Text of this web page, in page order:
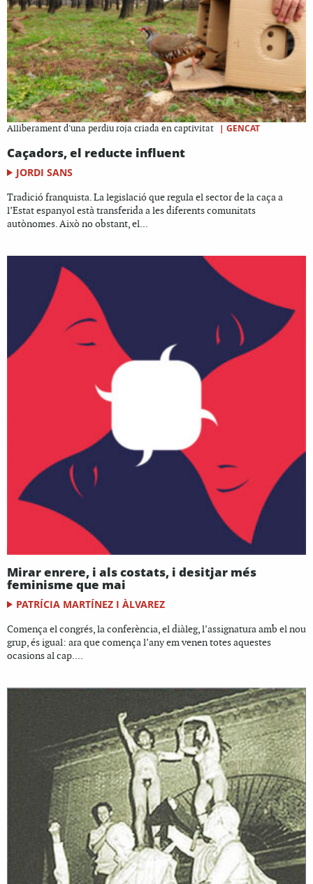
Alliberament d'una perdiu roja criada en captivitat | GENCAT
Caçadors, el reducte influent
JORDI SANS
Tradició franquista. La legislació que regula el sector de la caça a
l’Estat espanyol està transferida a les diferents comunitats
autònomes. Això no obstant, el...
Mirar enrere, i als costats, i desitjar més
feminisme que mai
PATRÍCIA MARTÍNEZ I ÀLVAREZ
Comença el congrés, la conferència, el diàleg, l’assignatura amb el nou
grup, és igual: ara que comença l’any em venen totes aquestes
ocasions al cap....